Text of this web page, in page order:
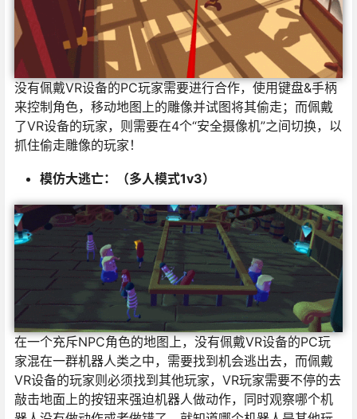
没有佩戴VR设备的PC玩家需要进行合作，使用键盘&手柄
来控制角色，移动地图上的雕像并试图将其偷走；而佩戴
了VR设备的玩家，则需要在4个“安全摄像机”之间切换，以
抓住偷走雕像的玩家！
模仿大逃亡：（多人模式1v3）
在一个充斥NPC角色的地图上，没有佩戴VR设备的PC玩
家混在一群机器人类之中，需要找到机会逃出去，而佩戴
VR设备的玩家则必须找到其他玩家，VR玩家需要不停的去
敲击地面上的按钮来强迫机器人做动作，同时观察哪个机